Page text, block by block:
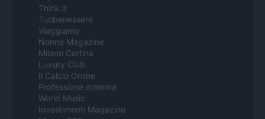
Think.it
Tuobenessere
Viaggiamo
Nonne Magazine
Milano Cortina
Luxury Club
Il Calcio Online
Professione mamma
World Music
Investimenti Magazine